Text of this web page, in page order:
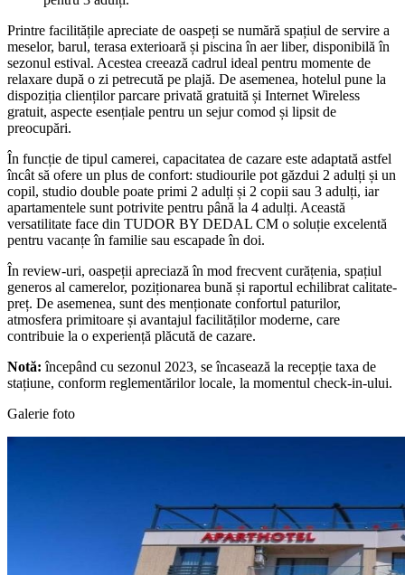
Printre facilitățile apreciate de oaspeți se numără spațiul de servire a
meselor, barul, terasa exterioară și piscina în aer liber, disponibilă în
sezonul estival. Acestea creează cadrul ideal pentru momente de
relaxare după o zi petrecută pe plajă. De asemenea, hotelul pune la
dispoziția clienților parcare privată gratuită și Internet Wireless
gratuit, aspecte esențiale pentru un sejur comod și lipsit de
preocupări.
În funcție de tipul camerei, capacitatea de cazare este adaptată astfel
încât să ofere un plus de confort: studiourile pot găzdui 2 adulți și un
copil, studio double poate primi 2 adulți și 2 copii sau 3 adulți, iar
apartamentele sunt potrivite pentru până la 4 adulți. Această
versatilitate face din TUDOR BY DEDAL CM o soluție excelentă
pentru vacanțe în familie sau escapade în doi.
În review-uri, oaspeții apreciază în mod frecvent curățenia, spațiul
generos al camerelor, poziționarea bună și raportul echilibrat calitate-
preț. De asemenea, sunt des menționate confortul paturilor,
atmosfera primitoare și avantajul facilităților moderne, care
contribuie la o experiență plăcută de cazare.
Notă: începând cu sezonul 2023, se încasează la recepție taxa de
stațiune, conform reglementărilor locale, la momentul check-in-ului.
Galerie foto